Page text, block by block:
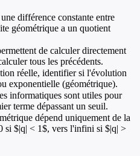
différence constante entre
géométrique a un quotient
de calculer directement
tous les précédents.
réelle, identifier si l'évolution
exponentielle (géométrique).
informatiques sont utiles pour
terme dépassant un seuil.
dépend uniquement de la
si $|q| < 1$, vers l'infini si $|q| >